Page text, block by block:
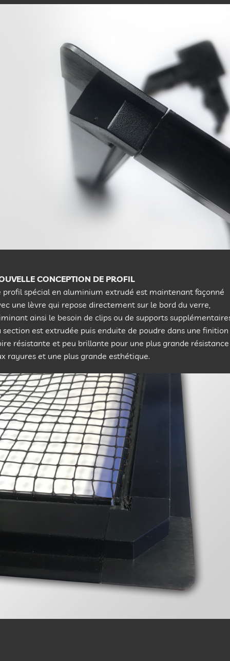
CONCEPTION DE PROFIL
profil spécial en aluminium extrudé est maintenant façonné
une lèvre qui repose directement sur le bord du verre,
ainsi le besoin de clips ou de supports
section est extrudée puis enduite de poudre dans une finition
résistante et peu brillante pour une plus grande résistance
rayures et une plus grande esthétique.